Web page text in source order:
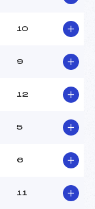
10
9
12
5
6
11